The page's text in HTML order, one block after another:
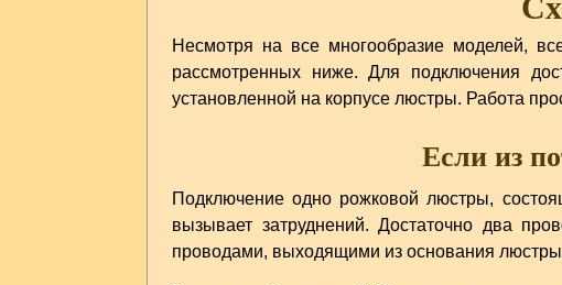
Несмотря на все многообразие моделей,
рассмотренных ниже. Для подключения
установленной на корпусе люстры. Работа
Если из
Подключение одно рожковой люстры,
вызывает затруднений. Достаточно два
проводами, выходящими из основания